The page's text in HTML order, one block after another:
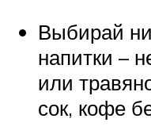
Выбирай
напитки –
или
сок, кофе